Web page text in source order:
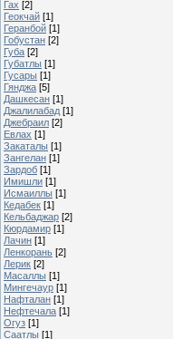
Гах [2]
Геокчай [1]
Геранбой [1]
Гобустан [2]
Губа [2]
Губатлы [1]
Гусары [1]
Гянджа [5]
Дашкесан [1]
Джалилабад [1]
Джебраил [2]
Евлах [1]
Закаталы [1]
Зангелан [1]
Зардоб [1]
Имишли [1]
Исмаиллы [1]
Кедабек [1]
Кельбаджар [2]
Кюрдамир [1]
Лачин [1]
Ленкорань [2]
Лерик [2]
Масаллы [1]
Мингечаур [1]
Нафталан [1]
Нефтечала [1]
Огуз [1]
Саатлы [1]